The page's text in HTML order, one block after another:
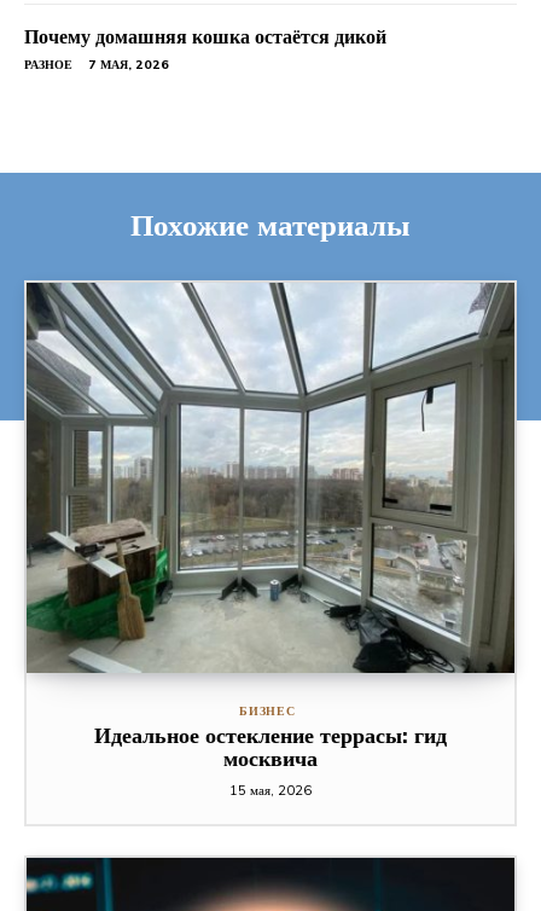
Почему домашняя кошка остаётся дикой
РАЗНОЕ 7 МАЯ, 2026
Похожие материалы
БИЗНЕС
Идеальное остекление террасы: гид
москвича
15 мая, 2026